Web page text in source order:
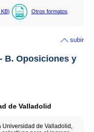
KB) Otros formatos
subir
B. Oposiciones y
de Valladolid
de Valladolid,